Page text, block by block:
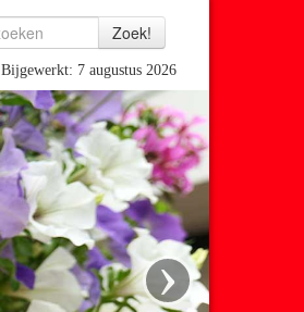
Bijgewerkt: 7 augustus 2026
›